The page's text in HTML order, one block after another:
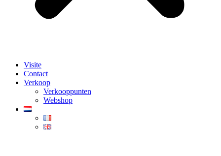
Visite
Contact
Verkoop
Verkooppunten
Webshop